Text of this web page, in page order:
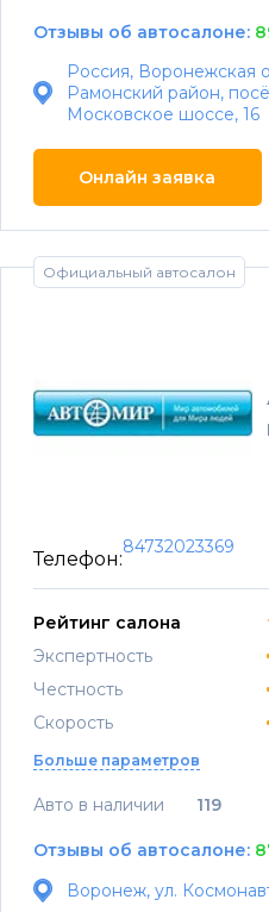
Отзывы об автосалоне:
Россия, Воронежская
Рамонский район,
Московское шоссе, 16
Онлайн заявка
Официальный автосалон
Телефон:
84732023369
Рейтинг салона
Экспертность
Честность
Скорость
Больше параметров
Авто в наличии 119
Отзывы об автосалоне:
Воронеж, ул.